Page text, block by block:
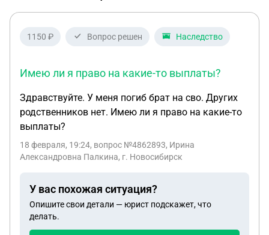
1150 ₽ Вопрос решен Наследство
Имею ли я право на какие-то выплаты?
Здравствуйте. У меня погиб брат на сво. Других
родственников нет. Имею ли я право на какие-то
выплаты?
18 февраля, 19:24, вопрос №4862893, Ирина
Александровна Палкина, г. Новосибирск
У вас похожая ситуация?
Опишите свои детали — юрист подскажет, что
делать.